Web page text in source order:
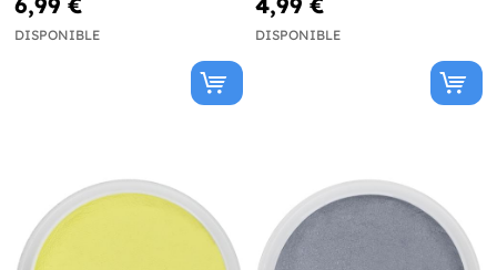
DISPONIBLE DISPONIBLE